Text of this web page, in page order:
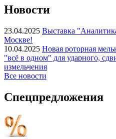
Новости
23.04.2025 Выставка
Москве!
10.04.2025 Новая роторная
"всё в одном" для ударного,
измельчения
Все новости
Спецпредложения